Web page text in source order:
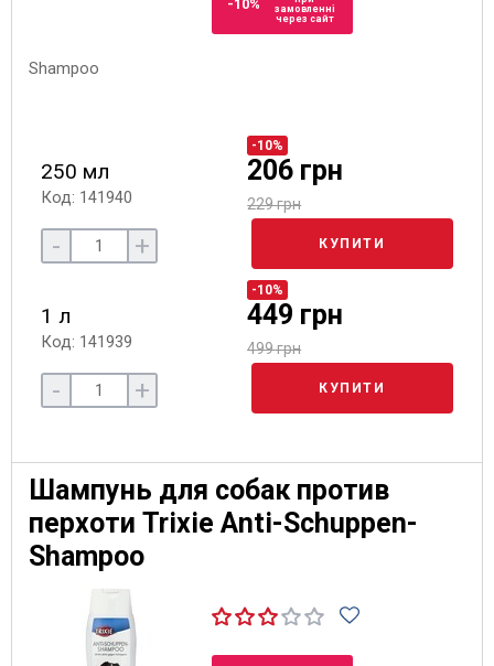
-10%
замовленні
через сайт
250 мл
Код: 141940
-10%
206 грн
229 грн
- + КУПИТИ
1 л
Код: 141939
-10%
449 грн
499 грн
- + КУПИТИ
Шампунь для собак против
перхоти Trixie Anti-Schuppen-
Shampoo